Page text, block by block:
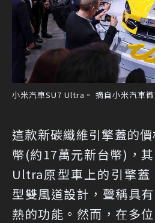
小米汽車SU7 Ultra。 摘自小米汽車
這款新碳纖維引擎蓋的
幣(約17萬元新台幣)，
Ultra原型車上的引擎蓋
型雙風道設計，聲稱具
熱的功能。然而，在多